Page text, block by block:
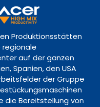
Produktionsstätten
regionale
auf der ganzen
Spanien, den USA
der Gruppe
die Bereitstellung von